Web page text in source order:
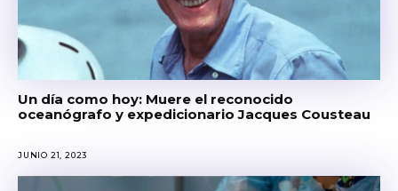
Un día como hoy: Muere el reconocido
oceanógrafo y expedicionario Jacques Cousteau
JUNIO 21, 2023